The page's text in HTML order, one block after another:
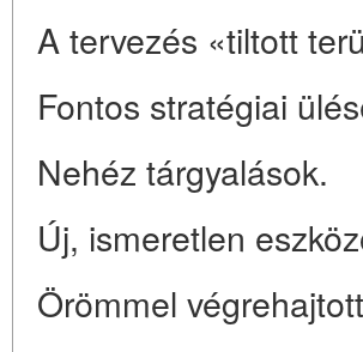
A tervezés «tiltott
Fontos stratégiai
Nehéz tárgyalások.
Új, ismeretlen
Örömmel